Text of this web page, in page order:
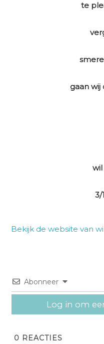
te
gaan wij
3/
Bekijk de website van
Abonneer
Log in om
0 REACTIES